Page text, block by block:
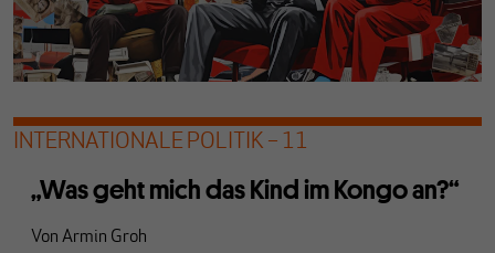
INTERNATIONALE POLITIK – 11
„Was geht mich das Kind im Kongo an?“
Von Armin Groh